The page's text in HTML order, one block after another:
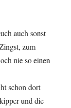
auch sonst
zum
nie so einen
schon dort
und die